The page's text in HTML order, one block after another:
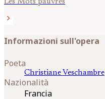
chevron_right
Informazioni sull'opera
Poeta
Christiane Veschambre
Nazionalità
Francia